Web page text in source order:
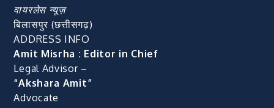
वायरलेस न्यूज़
बिलासपुर (छत्तीसगढ़)
ADDRESS INFO
Amit Misrha : Editor in Chief
Legal Advisor –
“Akshara Amit”
Advocate